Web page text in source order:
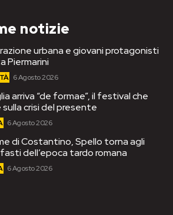
notizie
urbana e giovani protagonisti
Piermarini
6 Agosto 2026
arriva “de formae”, il festival che
crisi del presente
6 Agosto 2026
di Costantino, Spello torna agli
dell’epoca tardo romana
6 Agosto 2026